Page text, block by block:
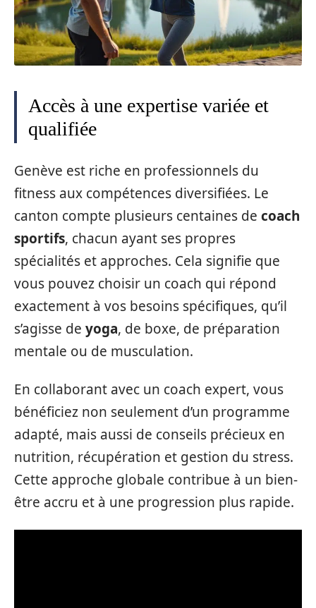
Accès à une expertise variée et
qualifiée
Genève est riche en professionnels du
fitness aux compétences diversifiées. Le
canton compte plusieurs centaines de coach
sportifs, chacun ayant ses propres
spécialités et approches. Cela signifie que
vous pouvez choisir un coach qui répond
exactement à vos besoins spécifiques, qu’il
s’agisse de yoga, de boxe, de préparation
mentale ou de musculation.
En collaborant avec un coach expert, vous
bénéficiez non seulement d’un programme
adapté, mais aussi de conseils précieux en
nutrition, récupération et gestion du stress.
Cette approche globale contribue à un bien-
être accru et à une progression plus rapide.